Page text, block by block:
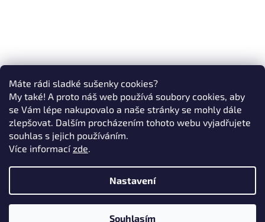
Máte rádi sladké sušenky cookies?
My také! A proto náš web používá soubory cookies, aby
se Vám lépe nakupovalo a naše stránky se mohly dále
zlepšovat. Dalším procházením tohoto webu vyjadřujete
souhlas s jejich používáním.
Více informacízde.
Nastavení
Souhlasím